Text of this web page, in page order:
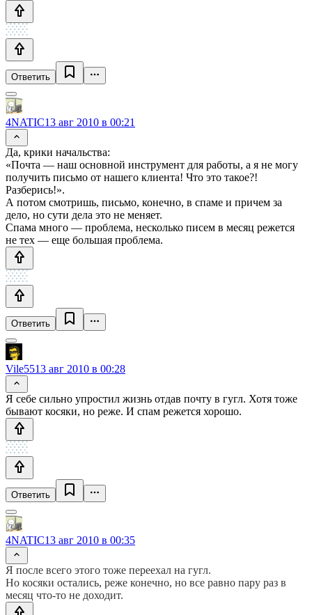
Ответить
4NATIC13 авг 2010 в 00:21
Да, крики начальства:
«Почта — наш основной инструмент для работы, а я не могу
получить письмо от нашего клиента! Что это такое?!
Разберись!».
А потом смотришь, письмо, конечно, в спаме и причем за
дело, но сути дела это не меняет.
Спама много — проблема, несколько писем в месяц режется
не тех — еще большая проблема.
Ответить
Vile5513 авг 2010 в 00:28
Я себе сильно упростил жизнь отдав почту в гугл. Хотя тоже
бывают косяки, но реже. И спам режется хорошо.
Ответить
4NATIC13 авг 2010 в 00:35
Я после всего этого тоже переехал на гугл.
Но косяки остались, реже конечно, но все равно пару раз в
месяц что-то не доходит.